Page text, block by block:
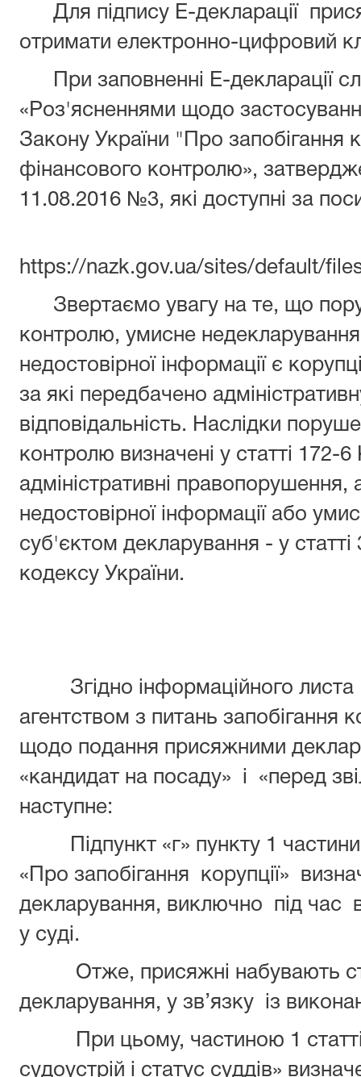
Для підпису Е-декларації
отримати електронно-цифровий
При заповненні Е-декларації
«Роз'ясненнями щодо
Закону України "Про запобігання
фінансового контролю»,
11.08.2016 №3, які доступні за
https://nazk.gov.ua/sites/default/
Звертаємо увагу на те, що
контролю, умисне
недостовірної інформації є
за які передбачено
відповідальність. Наслідки
контролю визначені у статті 172-
адміністративні правопорушення,
недостовірної інформації або
суб'єктом декларування - у
кодексу України.
Згідно інформаційного листа
агентством з питань запобігання
щодо подання присяжними
«кандидат на посаду» і «перед
наступне:
Підпункт «г» пункту 1 частини
«Про запобігання корупції»
декларування, виключно під час
у суді.
Отже, присяжні набувають
декларування, у зв’язку із
При цьому, частиною 1 статті
судоустрій і статус суддів»